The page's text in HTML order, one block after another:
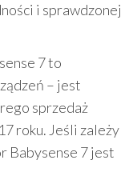
i sprawdzonej
7 to
– jest
sprzedaż
roku. Jeśli zależy
Babysense 7 jest